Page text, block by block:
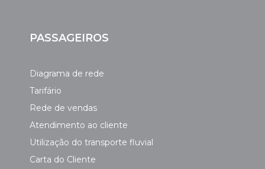
PASSAGEIROS
Diagrama de rede
Tarifário
Rede de vendas
Atendimento ao cliente
Utilização do transporte fluvial
Carta do Cliente